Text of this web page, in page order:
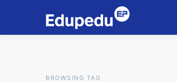
BROWSING TAG